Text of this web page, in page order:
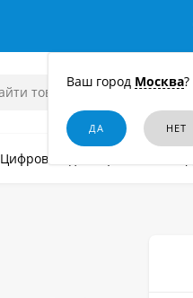
Ваш город Москва?
Цифровые диктофоны